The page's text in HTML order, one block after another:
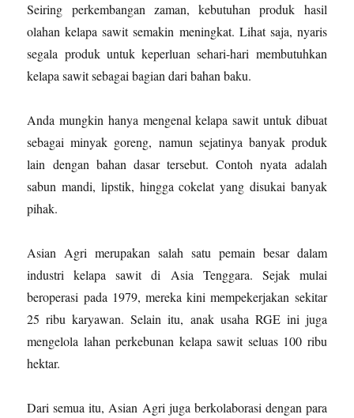
Seiring perkembangan zaman, kebutuhan produk hasil
olahan kelapa sawit semakin meningkat. Lihat saja, nyaris
segala produk untuk keperluan sehari-hari membutuhkan
kelapa sawit sebagai bagian dari bahan baku.
Anda mungkin hanya mengenal kelapa sawit untuk dibuat
sebagai minyak goreng, namun sejatinya banyak produk
lain dengan bahan dasar tersebut. Contoh nyata adalah
sabun mandi, lipstik, hingga cokelat yang disukai banyak
pihak.
Asian Agri merupakan salah satu pemain besar dalam
industri kelapa sawit di Asia Tenggara. Sejak mulai
beroperasi pada 1979, mereka kini mempekerjakan sekitar
25 ribu karyawan. Selain itu, anak usaha RGE ini juga
mengelola lahan perkebunan kelapa sawit seluas 100 ribu
hektar.
Dari semua itu, Asian Agri juga berkolaborasi dengan para